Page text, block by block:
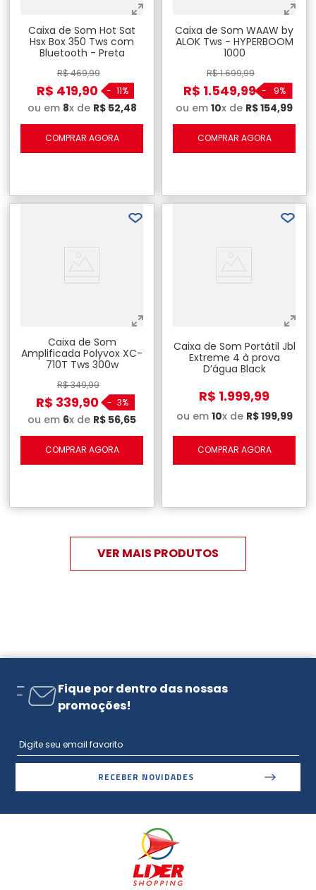
Caixa de Som Hot Sat
Hsx Box 350 Tws com
Bluetooth - Preta
R$469,99
R$ 419,90 - 11%
ou em 8x de R$ 52,48
COMPRAR AGORA
Caixa de Som WAAW by
ALOK Tws - HYPERBOOM
1000
R$1.699,99
R$ 1.549,99 - 9%
ou em 10x de R$154,99
COMPRAR AGORA
Caixa de Som
Amplificada Polyvox XC-
710T Tws 300w
R$349,99
R$ 339,90 - 3%
ou em 6x de R$ 56,65
COMPRAR AGORA
Caixa de Som Portátil Jbl
Extreme 4 à prova
D’água Black
R$ 1.999,99
ou em 10x de R$199,99
COMPRAR AGORA
Fique por dentro das nossas
promoções!
RECEBER NOVIDADES